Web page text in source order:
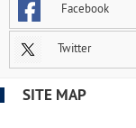
Facebook
Twitter
SITE MAP